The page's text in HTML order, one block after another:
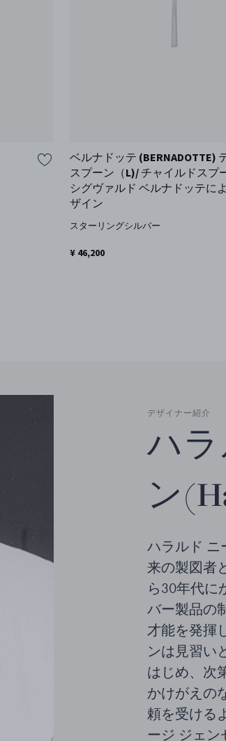
ベルナドッテ (BERNADOTTE)
スプーン（L)/ チャイルドスプ
シグヴァルド ベルナドッテに
ザイン
スターリングシルバー
¥ 46,200
デザイナー紹介
ハ
ン
ハラルド ニ
来の製図者
ら30年代に
バー製品の
才能を発揮
ンは見習い
はじめ、次
かけがえの
頼を受ける
ージ ジェン